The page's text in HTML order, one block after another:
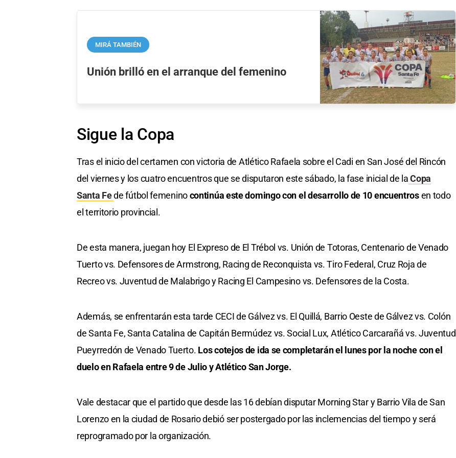
MIRÁ TAMBIÉN
Unión brilló en el arranque del femenino
Sigue la Copa
Tras el inicio del certamen con victoria de Atlético Rafaela sobre el Cadi en San José del Rincón
del viernes y los cuatro encuentros que se disputaron este sábado, la fase inicial de laCopa
Santa Fede fútbol femeninocontinúa este domingo con el desarrollo de 10 encuentrosen todo
el territorio provincial.
De esta manera, juegan hoy El Expreso de El Trébol vs. Unión de Totoras, Centenario de Venado
Tuerto vs. Defensores de Armstrong, Racing de Reconquista vs. Tiro Federal, Cruz Roja de
Recreo vs. Juventud de Malabrigo y Racing El Campesino vs. Defensores de la Costa.
Además, se enfrentarán esta tarde CECI de Gálvez vs. El Quillá, Barrio Oeste de Gálvez vs. Colón
de Santa Fe, Santa Catalina de Capitán Bermúdez vs. Social Lux, Atlético Carcarañá vs. Juventud
Pueyrredón de Venado Tuerto. Los cotejos de ida se completarán el lunes por la noche con el
duelo en Rafaela entre 9 de Julio y Atlético San Jorge.
Vale destacar que el partido que desde las 16 debían disputar Morning Star y Barrio Vila de San
Lorenzo en la ciudad de Rosario debió ser postergado por las inclemencias del tiempo y será
reprogramado por la organización.